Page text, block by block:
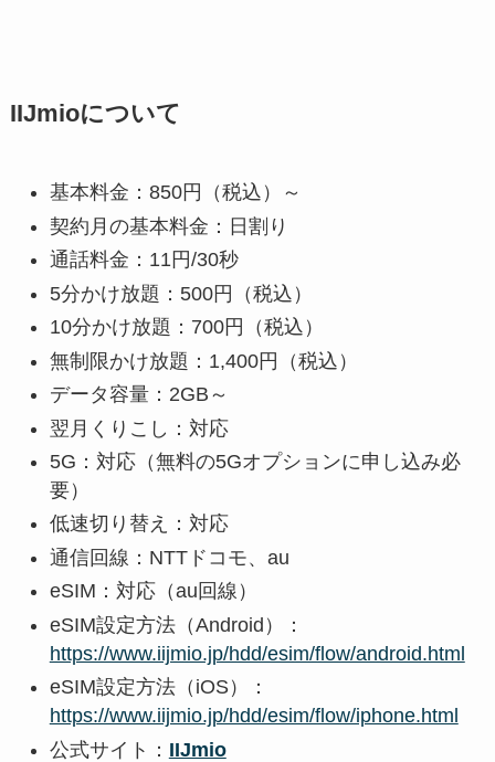
IIJmioについて
基本料金：850円（税込）～
契約月の基本料金：日割り
通話料金：11円/30秒
5分かけ放題：500円（税込）
10分かけ放題：700円（税込）
無制限かけ放題：1,400円（税込）
データ容量：2GB～
翌月くりこし：対応
5G：対応（無料の5Gオプションに申し込み必
要）
低速切り替え：対応
通信回線：NTTドコモ、au
eSIM：対応（au回線）
eSIM設定方法（Android）：
https://www.iijmio.jp/hdd/esim/flow/android.html
eSIM設定方法（iOS）：
https://www.iijmio.jp/hdd/esim/flow/iphone.html
公式サイト： IIJmio